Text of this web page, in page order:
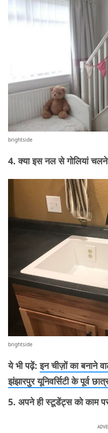
brightside
4. क्या इस नल से गोलियां चलने
brightside
ये भी पढ़ें:इन चीज़ों का बनाने
झंझारपुर यूनिवर्सिटी के पूर्व
5. अपने ही स्टूडेंट्स को काम